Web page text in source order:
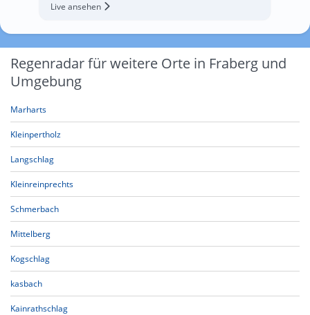
Live ansehen
Regenradar für weitere Orte in Fraberg und
Umgebung
Marharts
Kleinpertholz
Langschlag
Kleinreinprechts
Schmerbach
Mittelberg
Kogschlag
kasbach
Kainrathschlag